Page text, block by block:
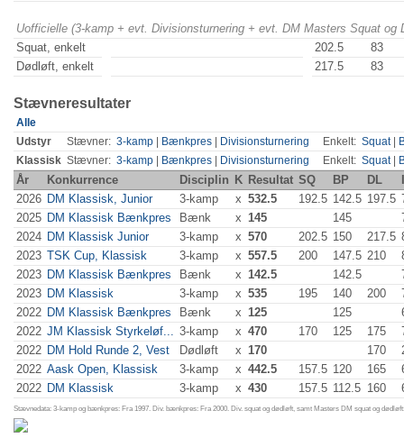
Uofficielle (3-kamp + evt. Divisionsturnering + evt. DM Masters Squat
Squat, enkelt
202.5
83
Dødløft, enkelt
217.5 83
Stævneresultater
Alle
Udstyr
Stævner: 3-kamp Bænkpres Divisionsturnering Enkelt: Squat|
Klassisk Stævner: 3-kamp Bænkpres Divisionsturnering Enkelt: Squat|
År Konkurrence Disciplin K Resultat SQ BP DL
2026 DM Klassisk, Junior 3-kamp x 532.5 192.5 142.5 197.5
2025 DM Klassisk Bænkpres Bænk x 145 145
2024 DM Klassisk Junior 3-kamp x 570 202.5 150 217.5
2023 TSK Cup, Klassisk 3-kamp x 557.5 200 147.5 210
2023 DM Klassisk Bænkpres Bænk x 142.5 142.5
2023 DM Klassisk 3-kamp x 535 195 140 200
2022 DM Klassisk Bænkpres Bænk x 125 125
2022 JM Klassisk Styrkeløf... 3-kamp x 470 170 125 175
2022 DM Hold Runde 2, Vest Dødløft x 170 170
2022 Aask Open, Klassisk 3-kamp x 442.5 157.5 120 165
2022 DM Klassisk 3-kamp x 430 157.5 112.5 160
Stævnedata: 3-kamp og bænkpres: Fra 1997. Div. bænkpres: Fra 2000. Div. squat og dødløft, samt Masters DM squat og